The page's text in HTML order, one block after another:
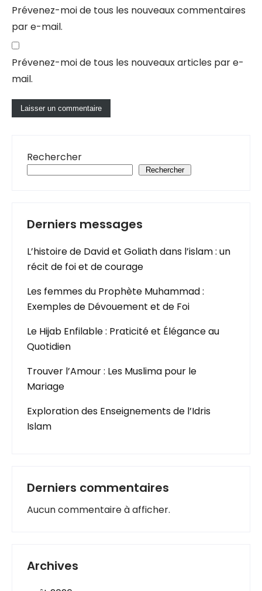
Prévenez-moi de tous les nouveaux commentaires
par e-mail.
Prévenez-moi de tous les nouveaux articles par e-
mail.
Rechercher
Rechercher
Derniers messages
L’histoire de David et Goliath dans l’islam : un
récit de foi et de courage
Les femmes du Prophète Muhammad :
Exemples de Dévouement et de Foi
Le Hijab Enfilable : Praticité et Élégance au
Quotidien
Trouver l’Amour : Les Muslima pour le
Mariage
Exploration des Enseignements de l’Idris
Islam
Derniers commentaires
Aucun commentaire à afficher.
Archives